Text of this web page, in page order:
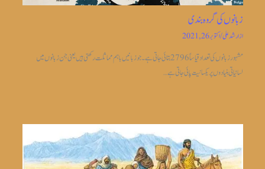
زبانوں کی گروہ بندی
ازارشد علی/اکتوبر 26, 2021
مشہور زبانوں کی تعداد قیاساً2796 بتائی جاتی ہے ۔جو زبانیں باہم مماثلت رکھتی ہیں یعنی جن زبانوں میں
لسانیاتی بنیادوں پر یکسانیت پائی جاتی ہے…